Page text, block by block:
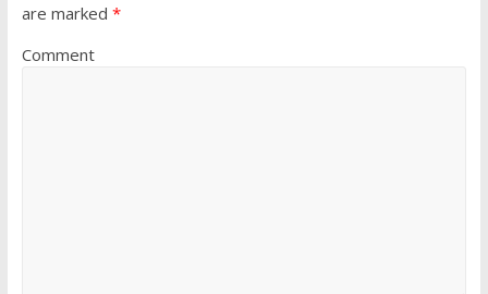
are marked *
Comment